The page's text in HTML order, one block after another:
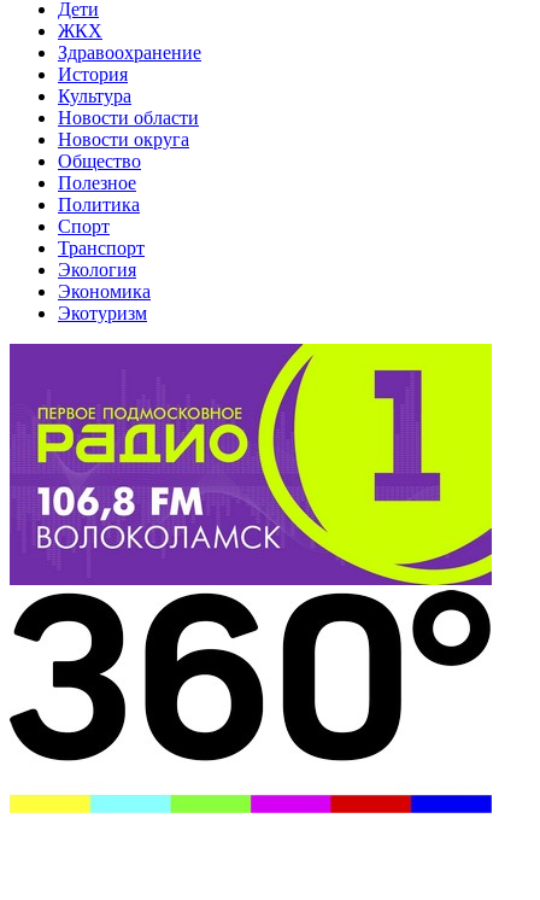
Дети
ЖКХ
Здравоохранение
История
Культура
Новости области
Новости округа
Общество
Полезное
Политика
Спорт
Транспорт
Экология
Экономика
Экотуризм